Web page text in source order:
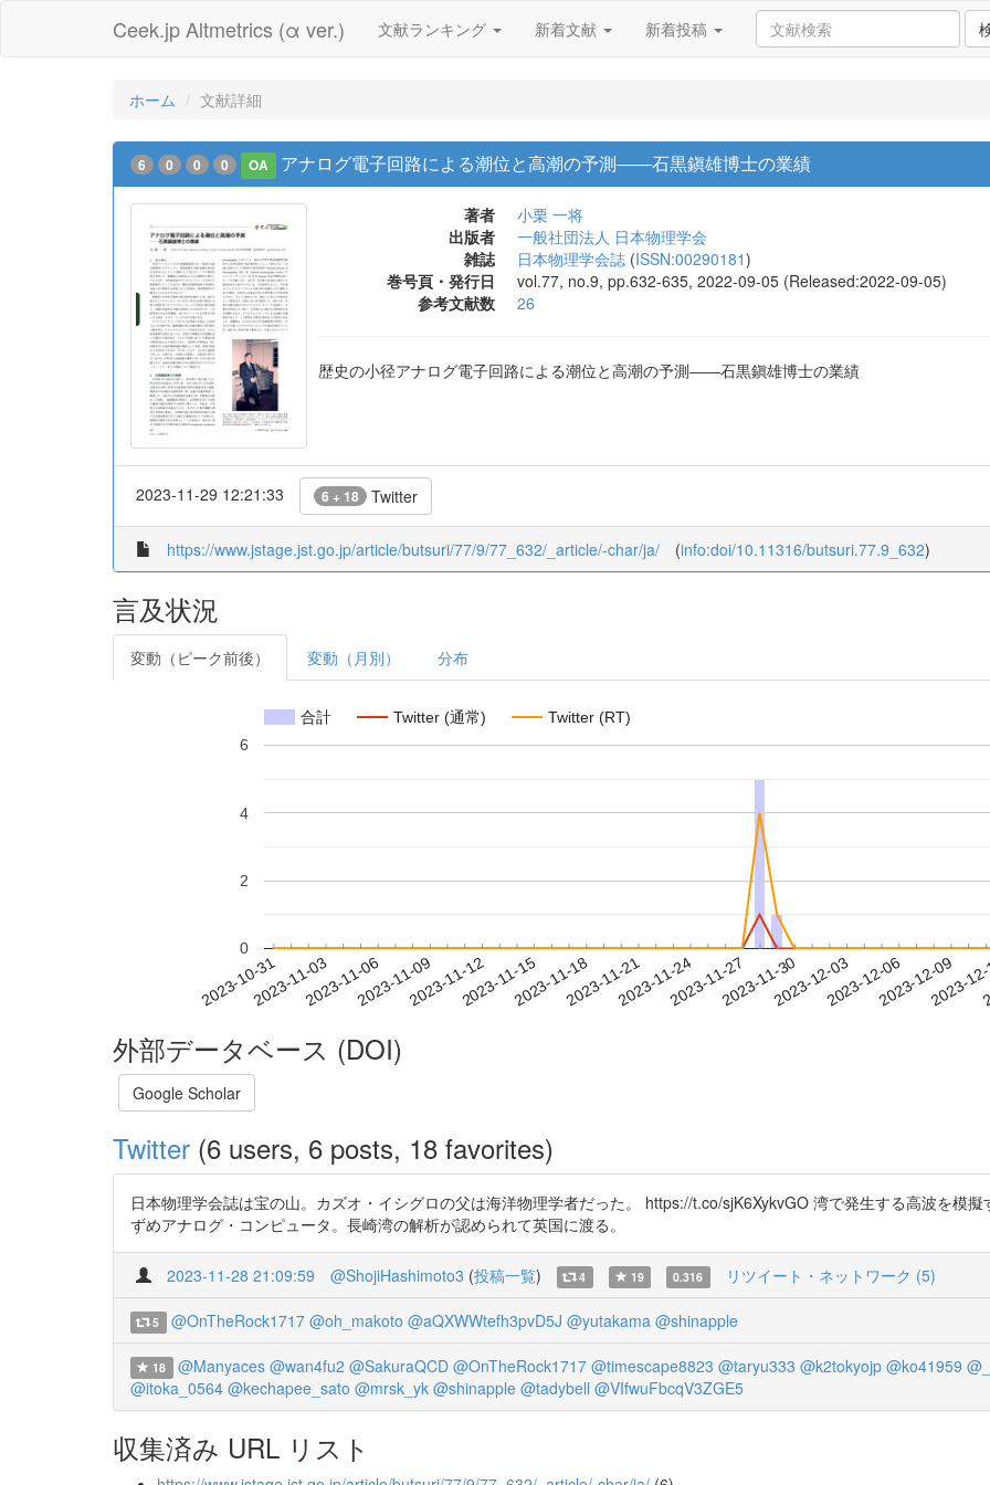
Ceek.jp Altmetrics (α ver.) 文献ランキング 新着文献 新着投稿
ホーム 文献詳細
6 0 0 0 OA アナログ電子回路による潮位と高潮の予測――石黒鎭雄博士の業績
著者
小栗 一将
出版者
一般社団法人 日本物理学会
雑誌
日本物理学会誌 (ISSN:00290181)
巻号頁・発行日
vol.77, no.9, pp.632-635, 2022-09-05 (Released:2022-09-05)
参考文献数
26
歴史の小径アナログ電子回路による潮位と高潮の予測――石黒鎭雄博士の業績
2023-11-29 12:21:33 6 + 18 Twitter
https://www.jstage.jst.go.jp/article/butsuri/77/9/77_632/_article/-char/ja/ (info:doi/10.11316/butsuri.77.9_632)
言及状況
変動（ピーク前後） 変動（月別） 分布
合計 Twitter (通常) Twitter (RT)
2023-10-312023-11-032023-11-062023-11-092023-11-122023-11-152023-11-182023-11-212023-11-242023-11-272023-11-302023-12-032023-12-062023-12-09
2023-
0
2
4
6
外部データベース (DOI)
Google Scholar
Twitter (6 users, 6 posts, 18 favorites)
日本物理学会誌は宝の山。カズオ・イシグロの父は海洋物理学者だった。 https://t.co/sjK6XykvGO 湾で発生する高波を模
ずめアナログ・コンピュータ。長崎湾の解析が認められて英国に渡る。
2023-11-28 21:09:59 @ShojiHashimoto3 (投稿一覧) 4 19 0.316 リツイート・ネットワーク (5)
5 @OnTheRock1717 @oh_makoto @aQXWWtefh3pvD5J @yutakama @shinapple
18 @Manyaces @wan4fu2 @SakuraQCD @OnTheRock1717 @timescape8823 @taryu333 @k2tokyojp @ko41959
@itoka_0564 @kechapee_sato @mrsk_yk @shinapple @tadybell @VIfwuFbcqV3ZGE5
収集済み URL リスト